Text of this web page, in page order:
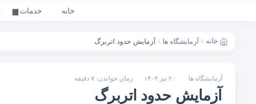
خانه خدمات
خانه آزمایشگاه ها آزمایش حدود اتربرگ
آزمایشگاه ها ۲۰ تیر ۱۴۰۴ زمان خواندن: ۷ دقیقه
آزمایش حدود اتربرگ